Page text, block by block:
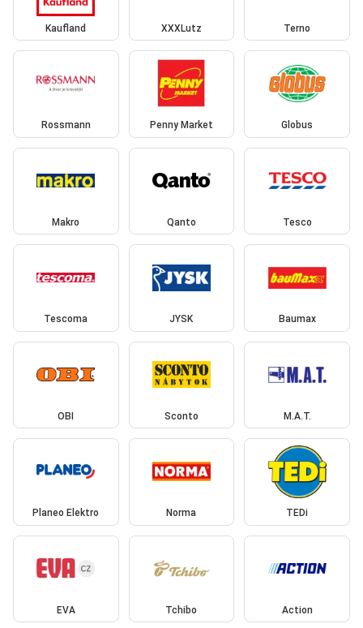
Kaufland XXXLutz Terno
Rossmann Penny Market Globus
Makro Qanto Tesco
Tescoma JYSK Baumax
OBI Sconto M.A.T.
Planeo Elektro Norma TEDi
EVA Tchibo Action